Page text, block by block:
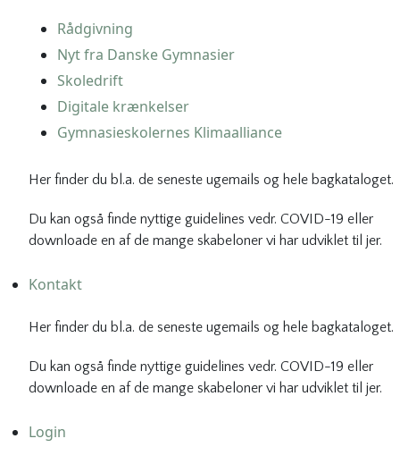
Rådgivning
Nyt fra Danske Gymnasier
Skoledrift
Digitale krænkelser
Gymnasieskolernes Klimaalliance
Her finder du bl.a. de seneste ugemails og hele bagkataloget.
Du kan også finde nyttige guidelines vedr. COVID-19 eller
downloade en af de mange skabeloner vi har udviklet til jer.
Kontakt
Her finder du bl.a. de seneste ugemails og hele bagkataloget.
Du kan også finde nyttige guidelines vedr. COVID-19 eller
downloade en af de mange skabeloner vi har udviklet til jer.
Login